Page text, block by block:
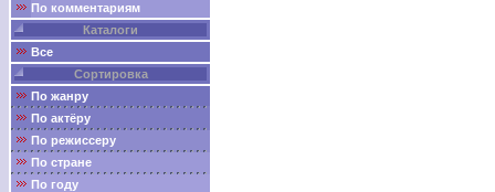
По комментариям
Каталоги
Все
Сортировка
По жанру
По актёру
По режиссеру
По стране
По году